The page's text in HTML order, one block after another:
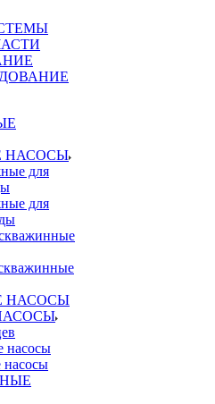
НАСОСЫ
для
для
насосы
насосы